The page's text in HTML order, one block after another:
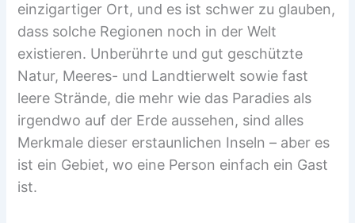
einzigartiger Ort, und es ist schwer zu glauben,
dass solche Regionen noch in der Welt
existieren. Unberührte und gut geschützte
Natur, Meeres- und Landtierwelt sowie fast
leere Strände, die mehr wie das Paradies als
irgendwo auf der Erde aussehen, sind alles
Merkmale dieser erstaunlichen Inseln – aber es
ist ein Gebiet, wo eine Person einfach ein Gast
ist.